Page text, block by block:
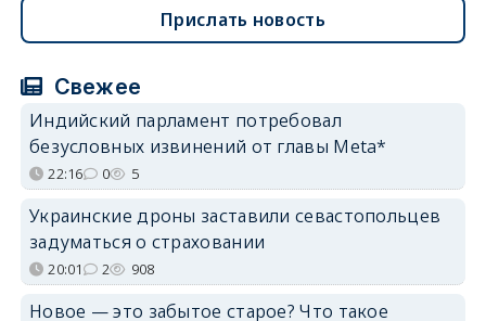
Прислать новость
Свежее
Индийский парламент потребовал
безусловных извинений от главы Meta*
22:16 0 5
Украинские дроны заставили севастопольцев
задуматься о страховании
20:01 2 908
Новое — это забытое старое? Что такое